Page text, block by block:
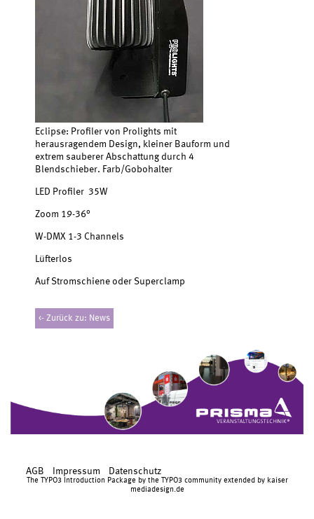
Eclipse: Profiler von Prolights mit
herausragendem Design, kleiner Bauform und
extrem sauberer Abschattung durch 4
Blendschieber. Farb/Gobohalter
LED Profiler 35W
Zoom 19-36°
W-DMX 1-3 Channels
Lüfterlos
Auf Stromschiene oder Superclamp
<- Zurück zu: News
AGB Impressum Datenschutz
The TYPO3 Introduction Package by the TYPO3 communityextended by kaiser
mediadesign.de